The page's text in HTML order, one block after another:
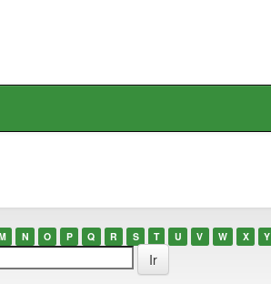
N O P Q R S T U V W X Y